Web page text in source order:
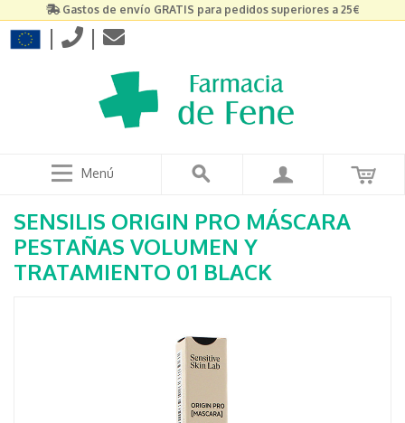
Gastos de envío GRATIS para pedidos superiores a 25€
| |
Menú
SENSILIS ORIGIN PRO MÁSCARA
PESTAÑAS VOLUMEN Y
TRATAMIENTO 01 BLACK